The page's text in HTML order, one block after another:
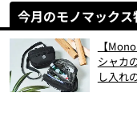
今月のモノマック
【
シャカ
し入れ